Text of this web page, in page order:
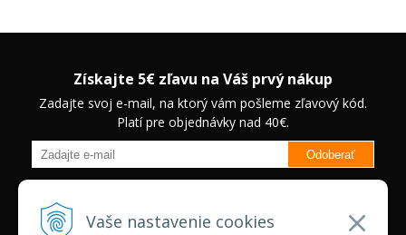
Vaše nastavenie cookies
Získajte 5€ zľavu na Váš prvý nákup
Zadajte svoj e-mail, na ktorý vám pošleme zľavový kód.
Platí pre objednávky nad 40€.
Odoberať
zľavách na vybrané produkty.
Neplatí pre Veľkoobchodných
zákazníkov.